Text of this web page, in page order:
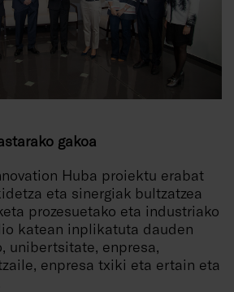
gakoa
Huba proiektu erabat
eta sinergiak bultzatzea
prozesuetako eta industriako
katean inplikatuta dauden
unibertsitate, enpresa,
enpresa txiki eta ertain eta